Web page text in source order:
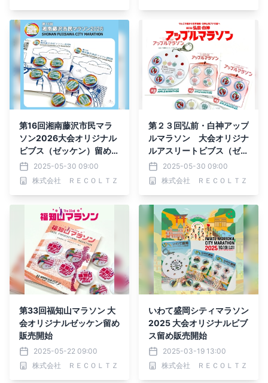
第16回湘南藤沢市民マラ
ソン2026大会オリジナル
ビブス（ゼッケン）留め販
売開始2025-05-30 09:00
株式会社 ＲＥＣＯＬＴＺ
第２３回弘前・白神アップ
ルマラソン 大会オリジナ
ルアスリートビブス（ゼッ
ケン）留めを販売
2025-05-30 09:00
株式会社 ＲＥＣＯＬＴＺ
第33回福知山マラソン 大
会オリジナルゼッケン留め
販売開始
2025-05-22 09:00
株式会社 ＲＥＣＯＬＴＺ
いわて盛岡シティマラソン
2025 大会オリジナルビブ
ス留め販売開始
2025-03-19 13:00
株式会社 ＲＥＣＯＬＴＺ